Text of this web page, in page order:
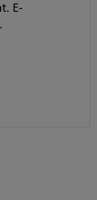
E-
.